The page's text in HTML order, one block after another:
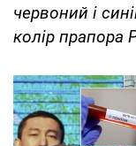
червоний і
колір прапора